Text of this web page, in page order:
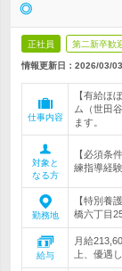
◎
正社員 第二新卒歓
情報更新日：2026/03/03
仕事内容
【有給ほ
ム（世田
ます。
対象と
なる方
【必須条
練指導経
勤務地
【特別養
橋六丁目
給与
月給
上、優遇